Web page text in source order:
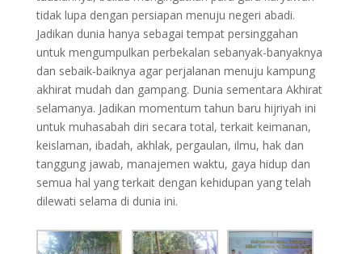
tidak lupa dengan persiapan menuju negeri abadi.
Jadikan dunia hanya sebagai tempat persinggahan
untuk mengumpulkan perbekalan sebanyak-banyaknya
dan sebaik-baiknya agar perjalanan menuju kampung
akhirat mudah dan gampang. Dunia sementara Akhirat
selamanya. Jadikan momentum tahun baru hijriyah ini
untuk muhasabah diri secara total, terkait keimanan,
keislaman, ibadah, akhlak, pergaulan, ilmu, hak dan
tanggung jawab, manajemen waktu, gaya hidup dan
semua hal yang terkait dengan kehidupan yang telah
dilewati selama di dunia ini.